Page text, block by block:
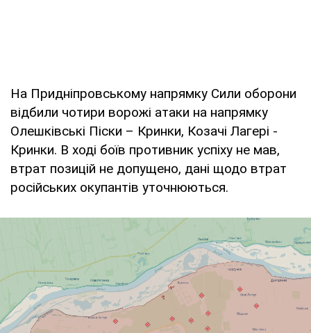
На Придніпровському напрямку Сили оборони
відбили чотири ворожі атаки на напрямку
Олешківські Піски – Кринки, Козачі Лагері -
Кринки. В ході боїв противник успіху не мав,
втрат позицій не допущено, дані щодо втрат
російських окупантів уточнюються.